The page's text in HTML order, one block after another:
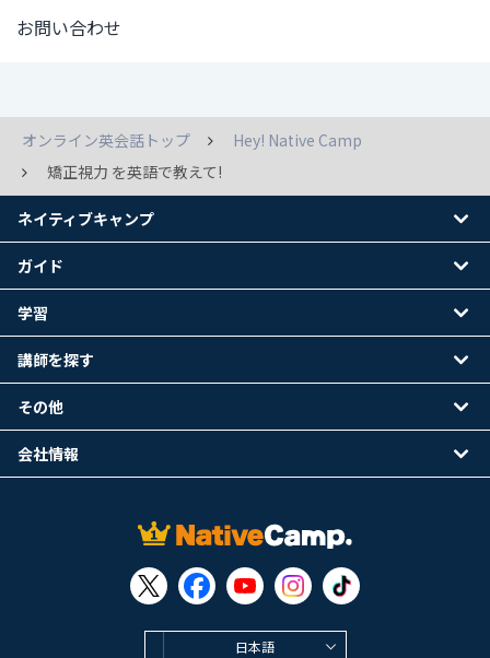
お問い合わせ
オンライン英会話トップ
Hey! Native Camp
矯正視力 を英語で教えて!
日本語
ネイティブキャンプ
ガイド
学習
講師を探す
その他
会社情報